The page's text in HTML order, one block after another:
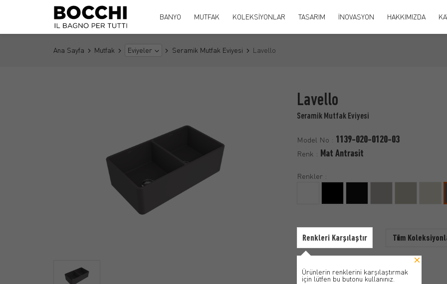
BANYO MUTFAK KOLEKSİYONLAR TASARIM İNOVASYON HAKKIMIZDA
Ana Sayfa Mutfak Eviyeler Seramik Mutfak Eviyesi Lavello
Lavello
Seramik Mutfak Eviyesi
Model No : 1139-020-0120-03
Renk : Mat Antrasit
Renkler :
Renkleri Karşılaştır Tüm
Ürünlerin renklerini karşılaştırmak
için lütfen bu butonu kullanınız.